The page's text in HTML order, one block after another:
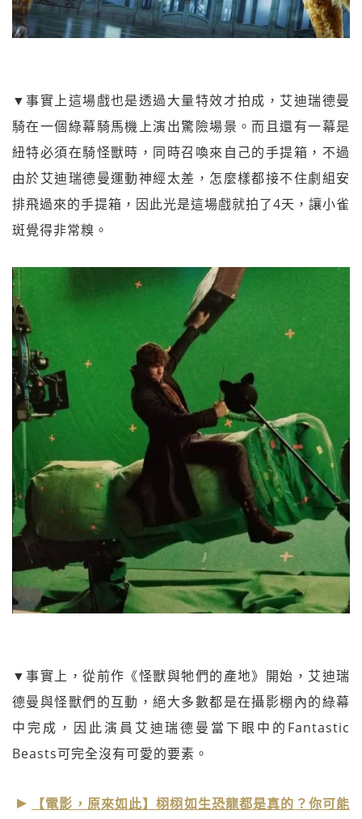
▼事實上這場戲也是透過大量特效才拍成，艾迪瑞德曼
騎在一個綠幕騎馬機上演出驚險場景。而且還有一幕是
紐特必須在騎怪獸時，同時召喚來自己的手提箱，不過
由於艾迪瑞德曼運動神經太差，怎麼樣都接不住劇組安
排飛過來的手提箱，因此光是這場戲就拍了4天，讓小雀
斑覺得非常糗。
▼事實上，從前作《怪獸與牠們的產地》開始，艾迪瑞
德曼與怪獸們的互動，絕大多數都是在攝影棚內的綠幕
中完成，因此演員艾迪瑞德曼當下眼中的Fantastic
Beasts可完全沒有可愛的要素。
【電影，原來如此】栩栩如生恐龍都是真的？你可能